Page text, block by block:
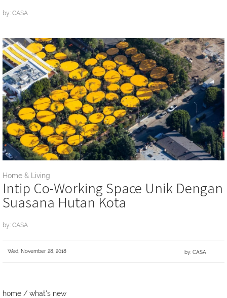
by: CASA
Home & Living
Intip Co-Working Space Unik Dengan
Suasana Hutan Kota
by: CASA
Wed, November 28, 2018 by: CASA
home / what's new